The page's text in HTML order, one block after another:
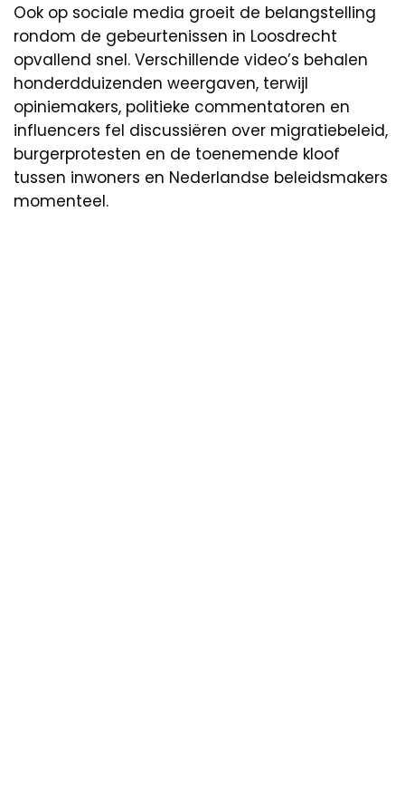
Ook op sociale media groeit de belangstelling
rondom de gebeurtenissen in Loosdrecht
opvallend snel. Verschillende video’s behalen
honderdduizenden weergaven, terwijl
opiniemakers, politieke commentatoren en
influencers fel discussiëren over migratiebeleid,
burgerprotesten en de toenemende kloof
tussen inwoners en Nederlandse beleidsmakers
momenteel.